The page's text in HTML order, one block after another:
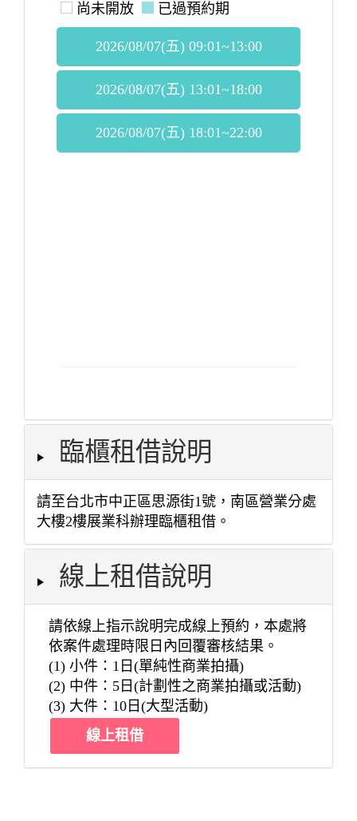
尚未開放
已過預約期
2026/08/07(五) 09:01~13:00
2026/08/07(五) 13:01~18:00
2026/08/07(五) 18:01~22:00
臨櫃租借說明
請至台北市中正區思源街1號，南區營業分處
大樓2樓展業科辦理臨櫃租借。
線上租借說明
請依線上指示說明完成線上預約，本處將
依案件處理時限日內回覆審核結果。
(1) 小件：1日(單純性商業拍攝)
(2) 中件：5日(計劃性之商業拍攝或活動)
(3) 大件：10日(大型活動)
線上租借